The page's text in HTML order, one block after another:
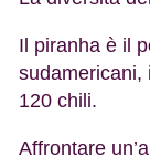
Il piranha è il
sudamericani,
120 chili.
Affrontare